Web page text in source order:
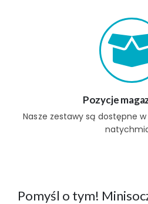
Pozycje
Nasze zestawy są dostępne
Pomyśl o tym!